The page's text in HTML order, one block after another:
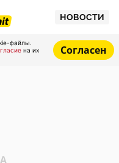
НОВОСТИ
файлы.
на их
Согласен